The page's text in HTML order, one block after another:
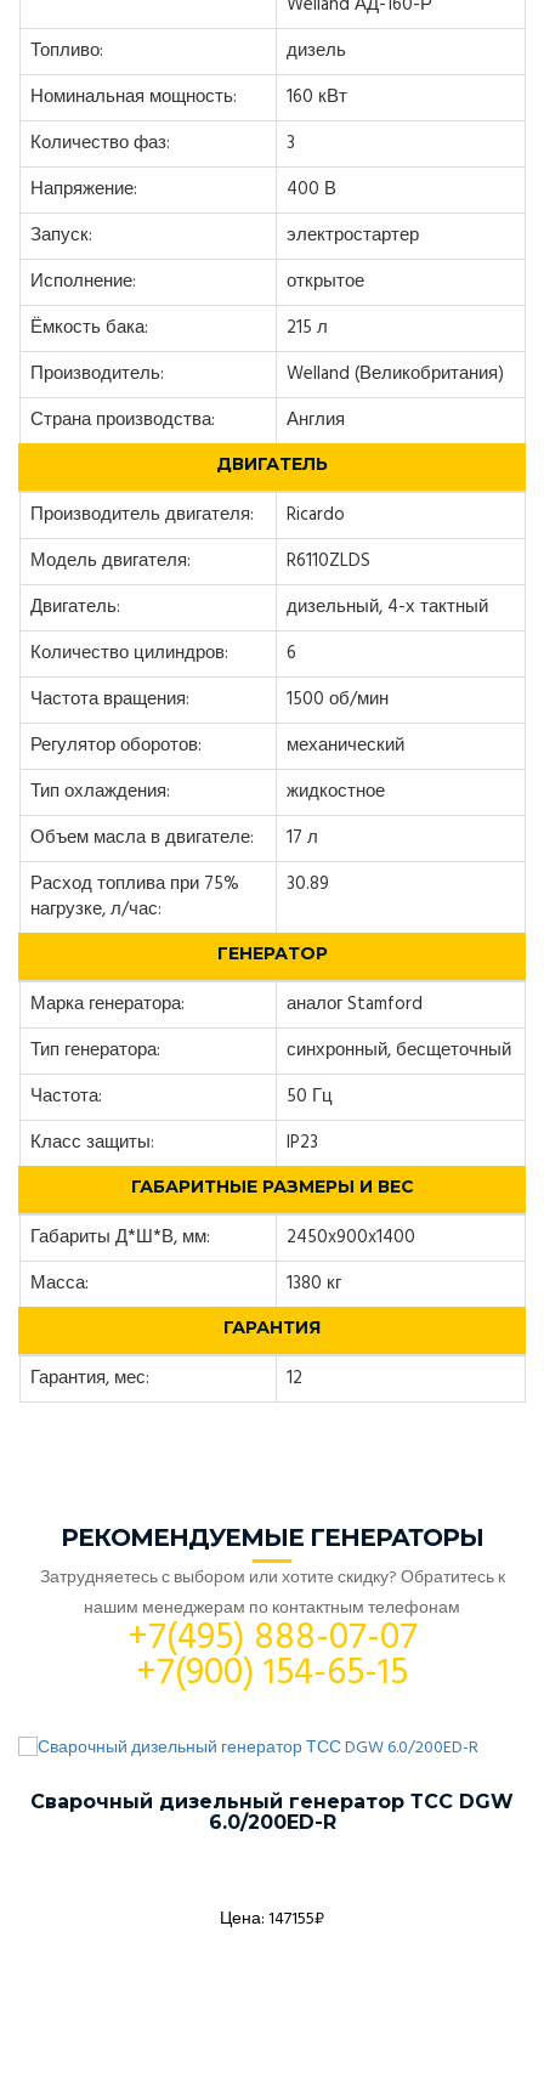
Топливо:
дизель
Номинальная мощность:
160 кВт
Количество фаз:
3
Напряжение:
400 В
Запуск:
электростартер
Исполнение:
открытое
Ёмкость бака:
215 л
Производитель:
Welland (Великобритания)
Страна производства:
Англия
ДВИГАТЕЛЬ
Производитель двигателя:
Ricardo
Модель двигателя:
R6110ZLDS
Двигатель:
дизельный, 4-х тактный
Количество цилиндров:
6
Частота вращения:
1500 об/мин
Регулятор оборотов:
механический
Тип охлаждения:
жидкостное
Объем масла в двигателе:
17 л
Расход топлива при 75%
нагрузке, л/час:
30.89
ГЕНЕРАТОР
Марка генератора:
аналог Stamford
Тип генератора:
синхронный, бесщеточный
Частота:
50 Гц
Класс защиты:
IP23
ГАБАРИТНЫЕ РАЗМЕРЫ И ВЕС
Габариты Д*Ш*В, мм:
2450x900x1400
Масса:
1380 кг
ГАРАНТИЯ
Гарантия, мес: 12
РЕКОМЕНДУЕМЫЕ ГЕНЕРАТОРЫ
Затрудняетесь с выбором или хотите скидку? Обратитесь к
нашим менеджерам по контактным телефонам
+7(495) 888-07-07
+7(900) 154-65-15
Сварочный дизельный генератор ТСС DGW
6.0/200ED-R
Цена: 147155₽